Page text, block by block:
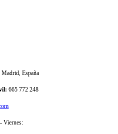
Madrid, España
665 772 248
Viernes: